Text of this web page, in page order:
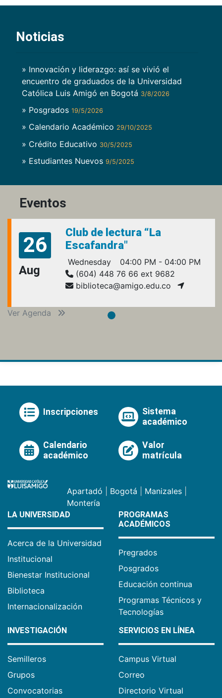
Noticias
» Innovación y liderazgo: así se vivió el
encuentro de graduados de la Universidad
Católica Luis Amigó en Bogotá 3/8/2026
» Posgrados 19/5/2026
» Calendario Académico 29/10/2025
» Crédito Educativo 30/5/2025
» Estudiantes Nuevos 9/5/2025
Eventos
26
Aug
Club de lectura “La
Escafandra"
Wednesday
04:00 PM - 04:00 PM
(604) 448 76 66 ext 9682
biblioteca@amigo.edu.co
Ver Agenda
Inscripciones
Sistema
académico
Calendario
académico
Valor
matrícula
Apartadó Bogotá Manizales
Montería
LA UNIVERSIDAD
Acerca de la Universidad
Institucional
Bienestar Institucional
Biblioteca
Internacionalización
PROGRAMAS
ACADÉMICOS
Pregrados
Posgrados
Educación continua
Programas Técnicos y
Tecnologías
INVESTIGACIÓN
Semilleros
Grupos
Convocatorias
SERVICIOS EN LÍNEA
Campus Virtual
Correo
Directorio Virtual